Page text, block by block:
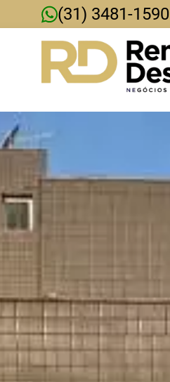
(31) 3481-1590